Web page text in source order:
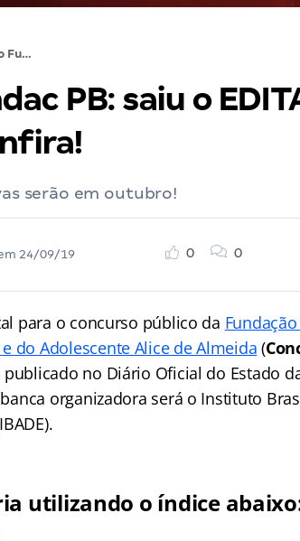
Concurso Fundac PB: saiu o EDITAL! São 400 vagas! Confira!
PB: saiu o
serão em outubro!
24/09/19
0 0
para o concurso público da
do Adolescente Alice de Almeida (
no Diário Oficial do Estado
organizadora será o Instituto
utilizando o índice